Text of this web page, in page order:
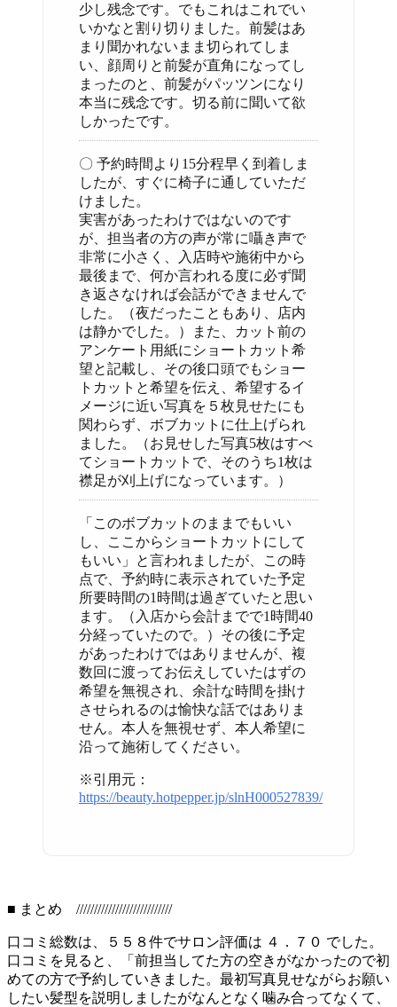
少し残念です。でもこれはこれでい
いかなと割り切りました。前髪はあ
まり聞かれないまま切られてしま
い、顔周りと前髪が直角になってし
まったのと、前髪がパッツンになり
本当に残念です。切る前に聞いて欲
しかったです。
〇 予約時間より15分程早く到着しま
したが、すぐに椅子に通していただ
けました。
実害があったわけではないのです
が、担当者の方の声が常に囁き声で
非常に小さく、入店時や施術中から
最後まで、何か言われる度に必ず聞
き返さなければ会話ができませんで
した。（夜だったこともあり、店内
は静かでした。）また、カット前の
アンケート用紙にショートカット希
望と記載し、その後口頭でもショー
トカットと希望を伝え、希望するイ
メージに近い写真を５枚見せたにも
関わらず、ボブカットに仕上げられ
ました。（お見せした写真5枚はすべ
てショートカットで、そのうち1枚は
襟足が刈上げになっています。）
「このボブカットのままでもいい
し、ここからショートカットにして
もいい」と言われましたが、この時
点で、予約時に表示されていた予定
所要時間の1時間は過ぎていたと思い
ます。（入店から会計までで1時間40
分経っていたので。）その後に予定
があったわけではありませんが、複
数回に渡ってお伝えしていたはずの
希望を無視され、余計な時間を掛け
させられるのは愉快な話ではありま
せん。本人を無視せず、本人希望に
沿って施術してください。
※引用元：
https://beauty.hotpepper.jp/slnH000527839/
■ まとめ ///////////////////////////
口コミ総数は、５５８件でサロン評価は ４．７０ でした。
口コミを見ると、「前担当してた方の空きがなかったので初
めての方で予約していきました。最初写真見せながらお願い
したい髪型を説明しましたがなんとなく噛み合ってなくて、